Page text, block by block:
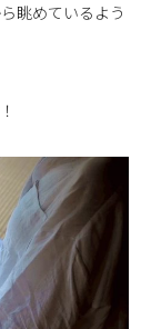
眺めているよう